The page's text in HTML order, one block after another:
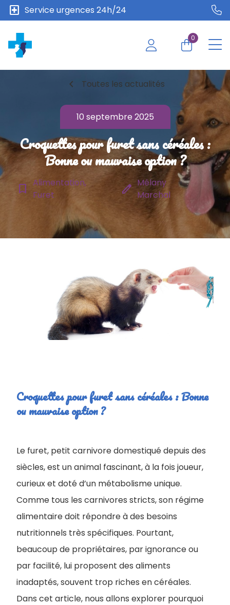
local_hospital Service urgences 24h/24
0
chevron_left Toutes les actualités
10 septembre 2025
Croquettes pour furet sans céréales :
Bonne ou mauvaise option ?
bookmark_border Alimentation,
Furet
edit Mélany
Marchal
Croquettes pour furet sans céréales : Bonne
ou mauvaise option ?
Le furet, petit carnivore domestiqué depuis des
siècles, est un animal fascinant, à la fois joueur,
curieux et doté d’un métabolisme unique.
Comme tous les carnivores stricts, son régime
alimentaire doit répondre à des besoins
nutritionnels très spécifiques. Pourtant,
beaucoup de propriétaires, par ignorance ou
par facilité, lui proposent des aliments
inadaptés, souvent trop riches en céréales.
Dans cet article, nous allons explorer pourquoi